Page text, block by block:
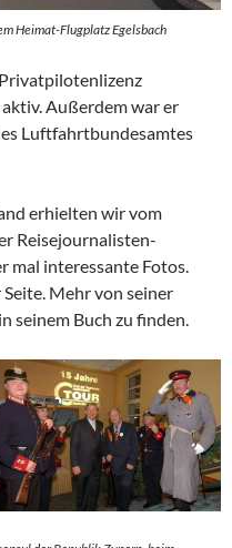
Heimat-Flugplatz Egelsbach
Außerdem war er
Luftfahrtbundesamtes
erhielten wir vom
Reisejournalisten-
mal interessante Fotos.
Mehr von seiner
seinem Buch zu finden.